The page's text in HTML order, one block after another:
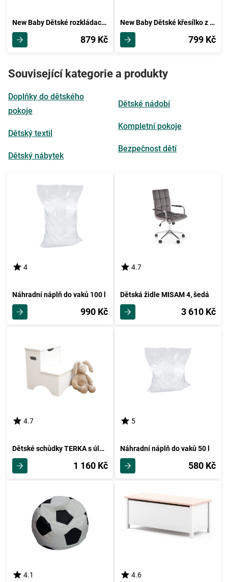
New Baby Dětské rozkládací křesílko Elephant, mátová
879 Kč
New Baby Dětské křesílko z Minky Liška mátová, 42 x 53 cm
799 Kč
Související kategorie a produkty
Doplňky do dětského
pokoje
Dětský textil
Dětský nábytek
Dětské nádobí
Kompletní pokoje
Bezpečnost dětí
4
Náhradní náplň do vaků 100 l
990 Kč
4.7
Dětská židle MISAM 4, šedá
3 610 Kč
4.7
Dětské schůdky TERKA s úložným prostorem, bílá
1 160 Kč
5
Náhradní náplň do vaků 50 l
580 Kč
4.1 4.6